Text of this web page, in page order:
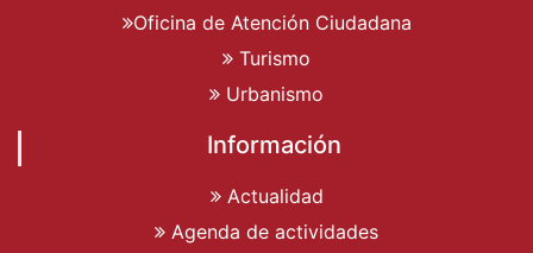
Oficina de Atención Ciudadana
Turismo
Urbanismo
Información
Actualidad
Agenda de actividades